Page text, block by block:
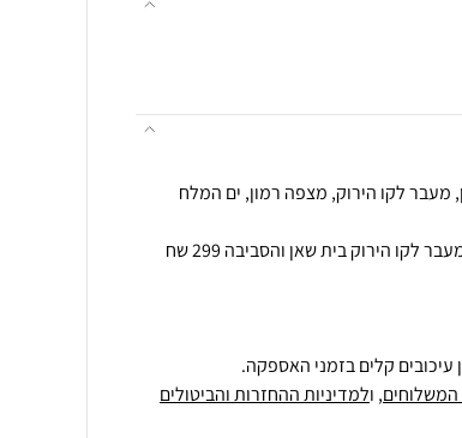
הובלה לאזור אילת הערבה ובקעת הירדן ומעבר לקו הירוק בית שאן והסביבה 299 שח
עיכובים קלים בזמני האספקה.
המשלוחים, ולמדיניות ההחזרות והביטולים